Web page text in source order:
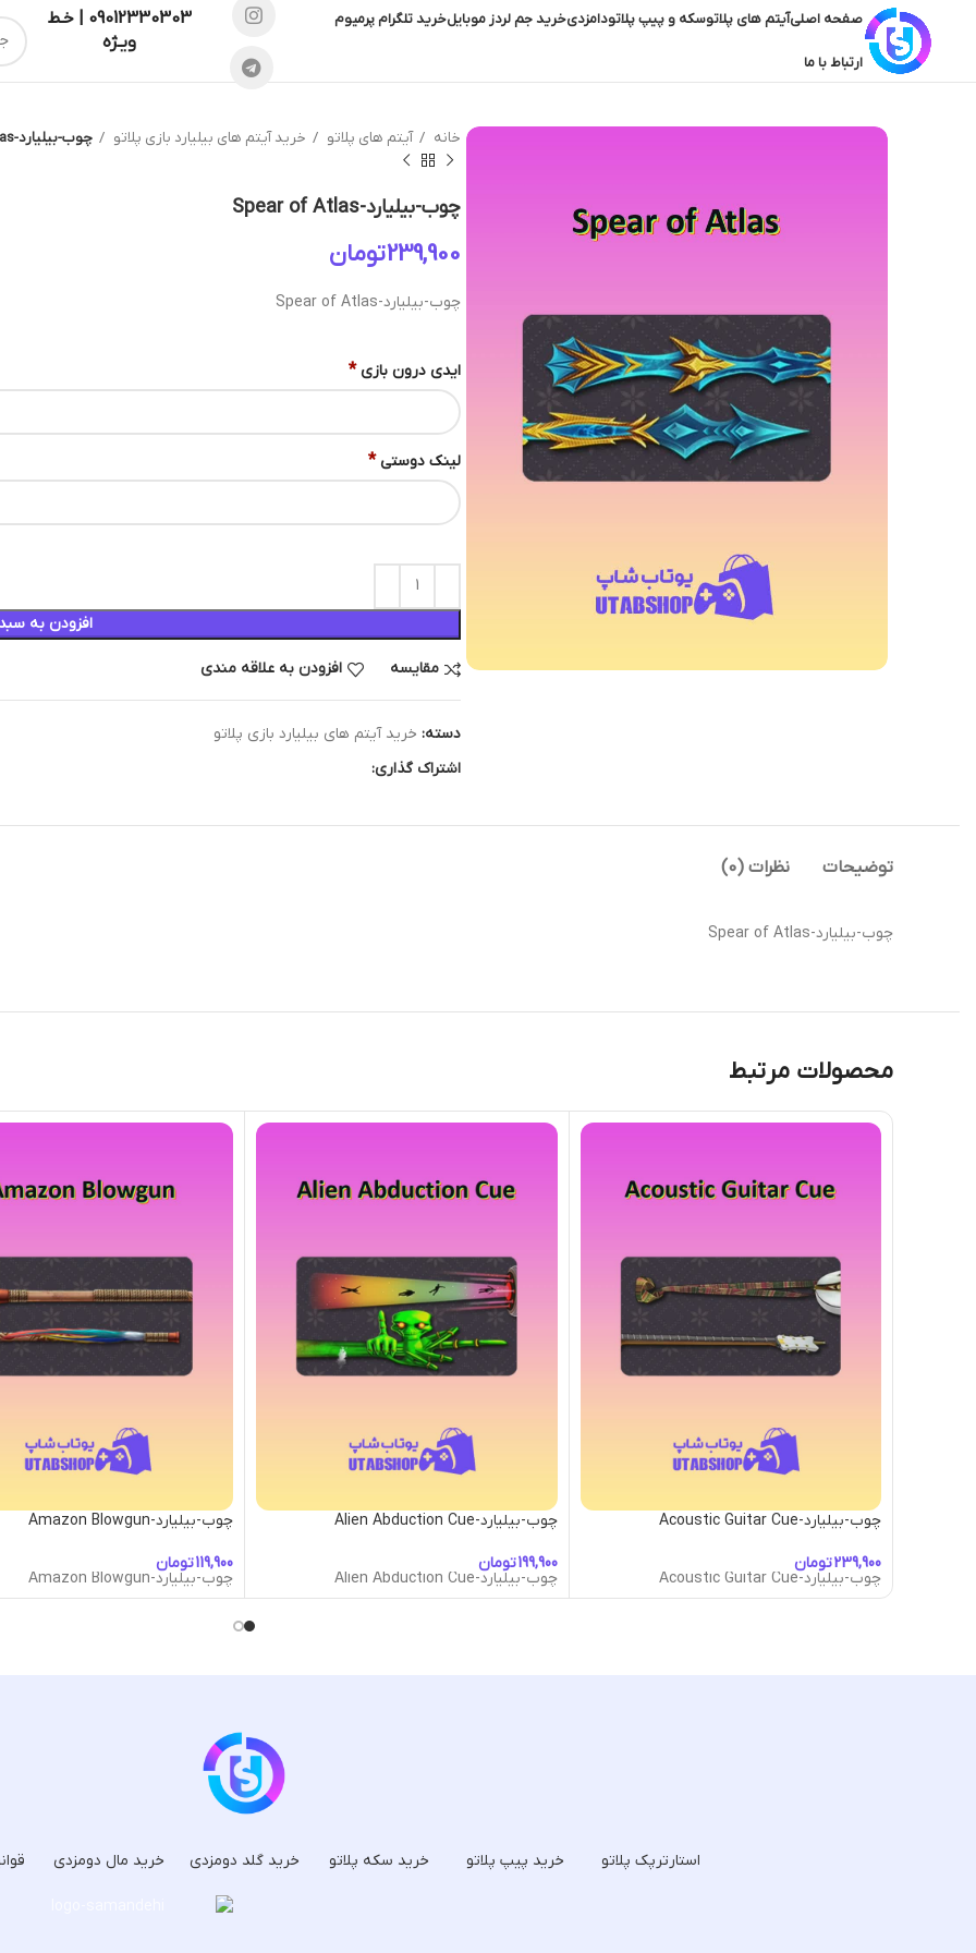
صفحه اصلیآیتم های پلاتوسکه و پیپ پلاتودامزدیخرید جم لردز موبایلخرید تلگرام پرمیوم
ارتباط با ما
09012330303 | خـط
ویـژه
خانه آیتم های پلاتو خرید آیتم های بیلیارد بازی پلاتو چوب-بیلیارد-Spear of Atlas
چوب-بیلیارد-Spear of Atlas
تومان
چوب-بیلیارد-Spear of Atlas
ایدی درون بازی *
لینک دوستی *
افزودن به
مقایسه افزودن به علاقه مندی
دسته: خرید آیتم های بیلیارد بازی پلاتو
اشتراک گذاری:
توضیحات نظرات (0)
چوب-بیلیارد-Spear of Atlas
محصولات مرتبط
چوب-بیلیارد-Acoustic Guitar Cue
تومان
چوب-بیلیارد-Acoustic Guitar Cue
چوب-بیلیارد-Alien Abduction Cue
تومان
چوب-بیلیارد-Alien Abduction Cue
چوب-بیلیارد-Amazon Blowgun
تومان
چوب-بیلیارد-Amazon Blowgun
استارترپک پلاتو خرید پیپ پلاتو خرید سکه پلاتو خرید گلد دومزدی خرید مال دومزدی